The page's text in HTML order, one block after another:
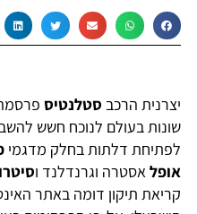
יצרנית הרכב סטלנטיס
שונות בעולם לנוכח חשש
לפתיחת דלתות בחלק מדגמי
אופלאסטרה וגרנדלנד ו
קריאת תיקון דומה באתר